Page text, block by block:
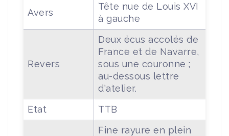
Avers
Tête nue de Louis XVI
à gauche
Revers
Deux écus accolés de
France et de Navarre,
sous une couronne ;
au-dessous lettre
d'atelier.
Etat
TTB
Fine rayure en plein